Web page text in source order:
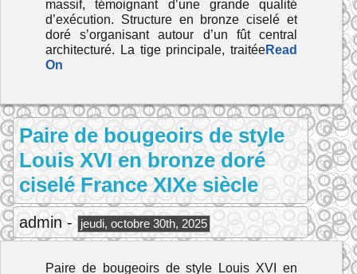
massif, témoignant d’une grande qualité
d’exécution. Structure en bronze ciselé et
doré s’organisant autour d’un fût central
architecturé. La tige principale, traitéeRead
On
Paire de bougeoirs de style
Louis XVI en bronze doré
ciselé France XIXe siècle
admin - jeudi, octobre 30th, 2025
Paire de bougeoirs de style Louis XVI en